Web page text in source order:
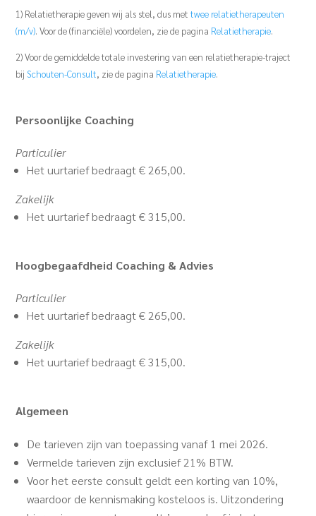
1) Relatietherapie geven wij als stel, dus mettwee relatietherapeuten
(m/v). Voor de (financiële) voordelen, zie de pagina Relatietherapie.
2) Voor de gemiddelde totale investering van een relatietherapie-traject
bij Schouten-Consult, zie de pagina Relatietherapie.
Persoonlijke Coaching
Particulier
Het uurtarief bedraagt € 265,00.
Zakelijk
Het uurtarief bedraagt € 315,00.
Hoogbegaafdheid Coaching & Advies
Particulier
Het uurtarief bedraagt € 265,00.
Zakelijk
Het uurtarief bedraagt € 315,00.
Algemeen
De tarieven zijn van toepassing vanaf 1 mei 2026.
Vermelde tarieven zijn exclusief 21% BTW.
Voor het eerste consult geldt een korting van 10%,
waardoor de kennismaking kosteloos is. Uitzondering